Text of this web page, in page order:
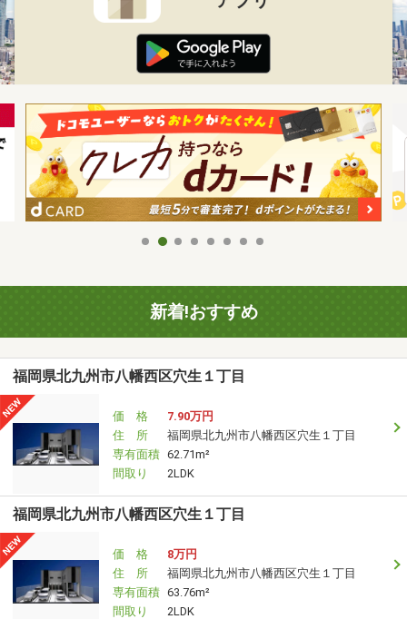
新着!おすすめ
福岡県北九州市八幡西区穴生１丁目
価 格
7.90万円
住 所
福岡県北九州市八幡西区穴生１丁目
専有面積 62.71m²
間取り
2LDK
福岡県北九州市八幡西区穴生１丁目
価 格
8万円
住 所
福岡県北九州市八幡西区穴生１丁目
専有面積 63.76m²
間取り
2LDK